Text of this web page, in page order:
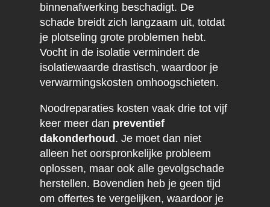
binnenafwerking beschadigt. De
schade breidt zich langzaam uit, totdat
je plotseling grote problemen hebt.
Vocht in de isolatie vermindert de
isolatiewaarde drastisch, waardoor je
verwarmingskosten omhoogschieten.
Noodreparaties kosten vaak drie tot vijf
keer meer dan preventief
dakonderhoud . Je moet dan niet
alleen het oorspronkelijke probleem
oplossen, maar ook alle gevolgschade
herstellen. Bovendien heb je geen tijd
om offertes te vergelijken, waardoor je